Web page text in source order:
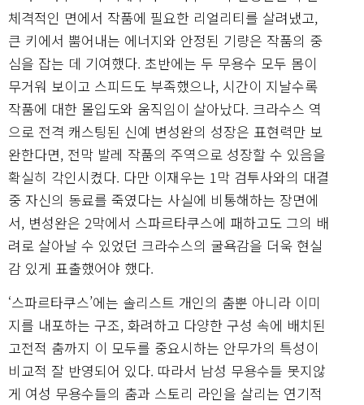
체격적인 면에서 작품에 필요한 리얼리티를 살려냈고,
큰 키에서 뿜어내는 에너지와 안정된 기량은 작품의 중
심을 잡는 데 기여했다. 초반에는 두 무용수 모두 몸이
무거워 보이고 스피드도 부족했으나, 시간이 지날수록
작품에 대한 몰입도와 움직임이 살아났다. 크라수스 역
으로 전격 캐스팅된 신예 변성완의 성장은 표현력만 보
완한다면, 전막 발레 작품의 주역으로 성장할 수 있음을
확실히 각인시켰다. 다만 이재우는 1막 검투사와의 대결
중 자신의 동료를 죽였다는 사실에 비통해하는 장면에
서, 변성완은 2막에서 스파르타쿠스에 패하고도 그의 배
려로 살아날 수 있었던 크라수스의 굴욕감을 더욱 현실
감 있게 표출했어야 했다.
‘스파르타쿠스’에는 솔리스트 개인의 춤뿐 아니라 이미
지를 내포하는 구조, 화려하고 다양한 구성 속에 배치된
고전적 춤까지 이 모두를 중요시하는 안무가의 특성이
비교적 잘 반영되어 있다. 따라서 남성 무용수들 못지않
게 여성 무용수들의 춤과 스토리 라인을 살리는 연기적